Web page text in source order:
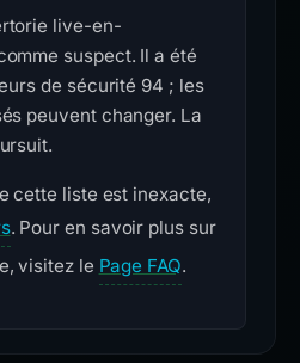
live-en-
suspect. Il a été
de sécurité 94 ; les
peuvent changer. La
cette liste est inexacte,
. Pour en savoir plus sur
visitez le Page FAQ.